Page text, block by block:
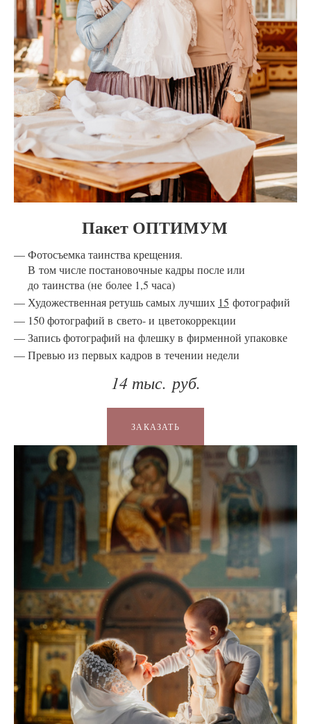
Пакет ОПТИМУМ
Фотосъемка таинства крещения.
В том числе постановочные кадры после или
до таинства (не более 1,5 часа)
Художественная ретушь самых лучших 15 фотографий
150 фотографий в свето- и цветокоррекции
Запись фотографий на флешку в фирменной упаковке
Превью из первых кадров в течении недели
14 тыс. руб.
ЗАКАЗАТЬ